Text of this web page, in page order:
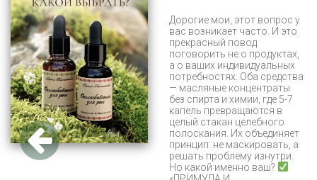
Дорогие мои, этот вопрос у
вас возникает часто. И это
прекрасный повод
поговорить не о продуктах,
а о ваших индивидуальных
потребностях. Оба средства
— масляные концентраты
без спирта и химии, где 5-7
капель превращаются в
целый стакан целебного
полоскания. Их объединяет
принцип: не маскировать, а
решать проблему изнутри.
Но какой именно ваш?